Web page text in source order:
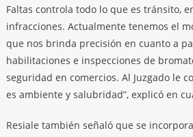
Faltas controla todo lo que es tránsito,
infracciones. Actualmente tenemos el
que nos brinda precisión en cuanto a
habilitaciones e inspecciones de
seguridad en comercios. Al Juzgado le
es ambiente y salubridad”, explicó en
Resiale también señaló que se